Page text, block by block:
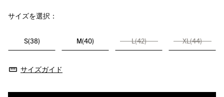
サイズを選択：
S(38) M(40) L(42) XL(44)
サイズガイド